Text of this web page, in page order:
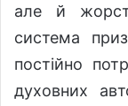
але й
система
постійно
духовних